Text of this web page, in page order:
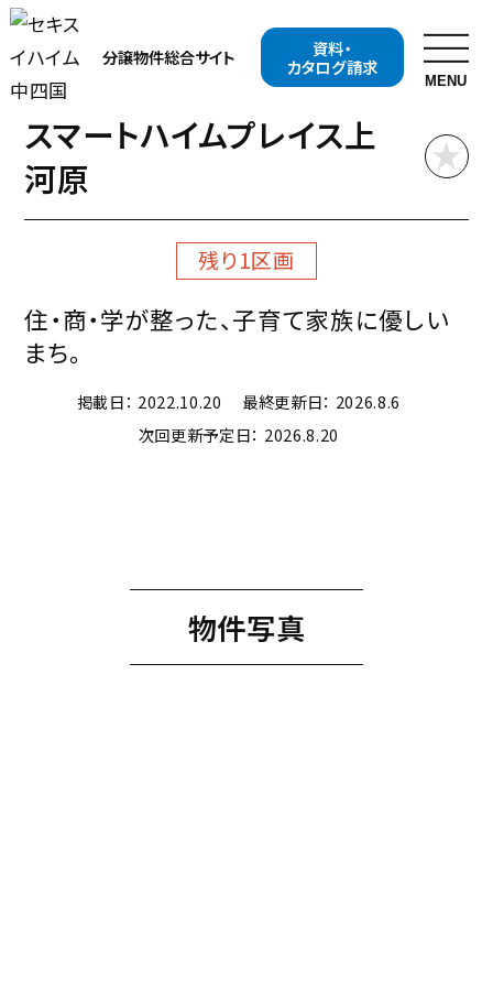
分譲物件総合サイト
資料・
カタログ請求
MENU
開催中の
イベント
分譲地・
開催中の
キャンペーンを探す
資料・
カタログ請求
セキスイハイムについて知る
よくある質問
セキスイハイムまちづくりプロジェクト
分譲物件（分譲地・分譲住宅）総合サイト TOP
岡山県（分譲地）
津山市（分譲地） 物件詳細（分譲地）
スマートハイムプレイス上
河原
残り1区画
住・商・学が整った、子育て家族に優しい
まち。
掲載日： 2022.10.20 最終更新日： 2026.8.6
次回更新予定日： 2026.8.20
物件写真 物件情報
区画
地図
周辺環境 物件概要
物件写真